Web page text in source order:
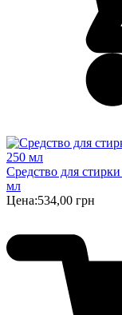
Cредство для
мл
Цена:534,00 грн